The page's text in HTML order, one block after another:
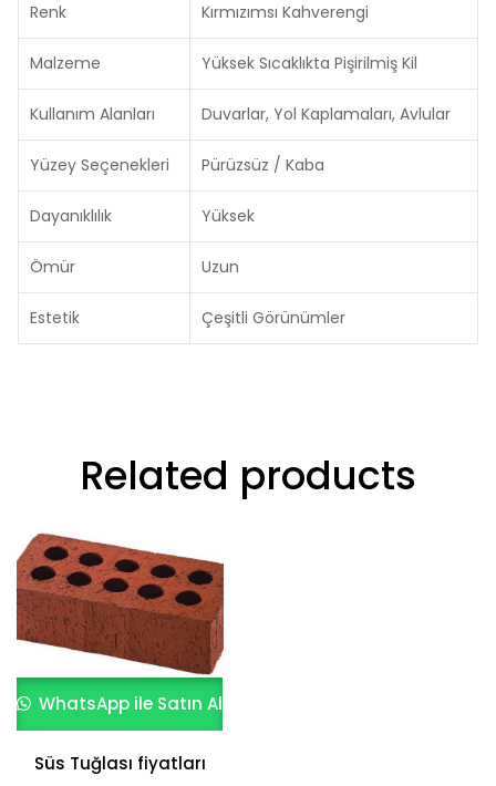
Renk Kırmızımsı Kahverengi
Malzeme Yüksek Sıcaklıkta Pişirilmiş Kil
Kullanım Alanları Duvarlar, Yol Kaplamaları, Avlular
Yüzey Seçenekleri Pürüzsüz / Kaba
Dayanıklılık Yüksek
Ömür Uzun
Estetik Çeşitli Görünümler
Related products
WhatsApp ile Satın Al
Süs Tuğlası fiyatları